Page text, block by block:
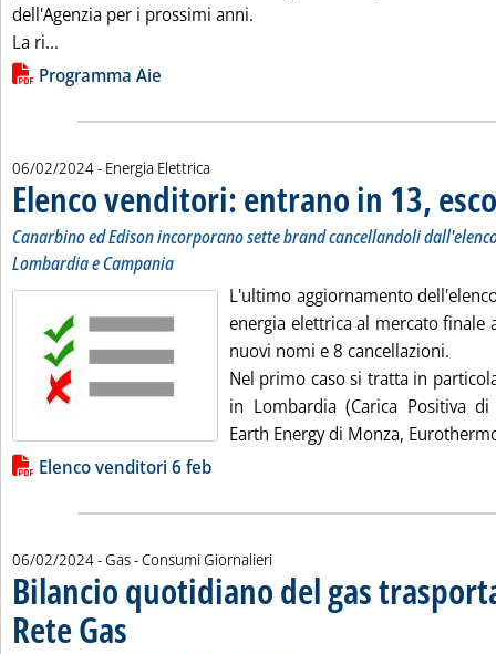
dell'Agenzia per i prossimi anni.
La ri...
Lista allegati PDF alla notizia
Programma Aie
06/02/2024- Energia Elettrica
Elenco venditori: entrano in 13,
Canarbino ed Edison incorporano sette brand cancellandoli
Lombardia e Campania
L'ultimo aggiornamento
energia elettrica al mercato finale
nuovi nomi e 8 cancellazioni.
Nel primo caso si tratta in
in Lombardia (Carica Positiva
Earth Energy di Monza,
Lista allegati PDF alla notizia
Elenco venditori 6 feb
06/02/2024- Gas - Consumi Giornalieri
Bilancio quotidiano del gas
Rete Gas . Sottotitolo: Preconsuntivo del giorno 5 febbraio 2024
. Pubblicata martedì 06 febbraio 2024 alle 12.28.